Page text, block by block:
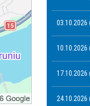
03.10.2026
10.10.2026
17.10.2026
24.10.2026